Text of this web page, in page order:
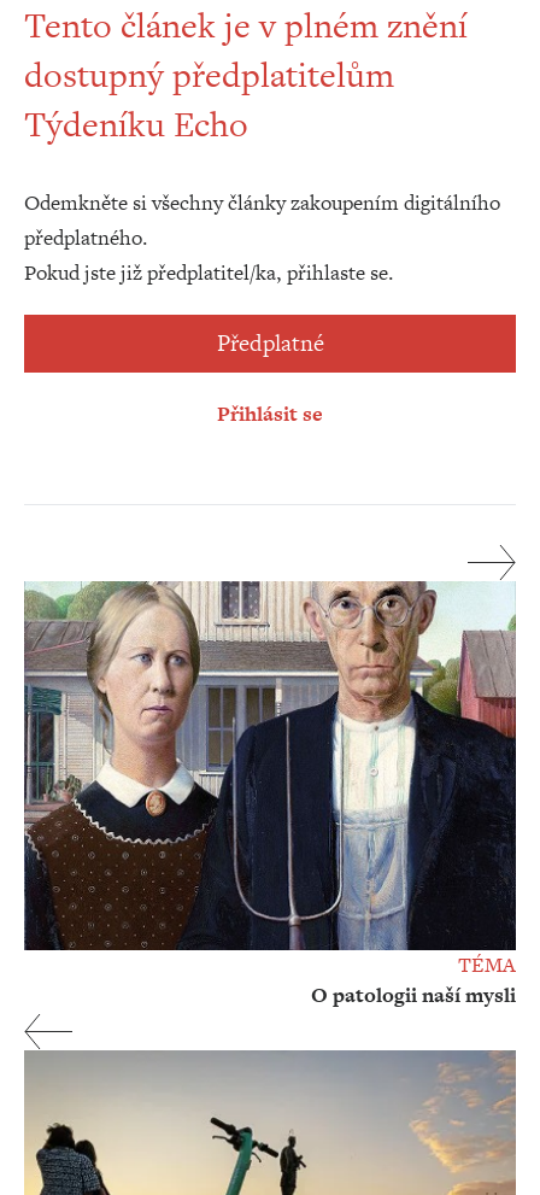
Tento článek je v plném znění
dostupný předplatitelům
Týdeníku Echo
Odemkněte si všechny články zakoupením digitálního
předplatného.
Pokud jste již předplatitel/ka, přihlaste se.
Předplatné
Přihlásit se
TÉMA
O patologii naší mysli